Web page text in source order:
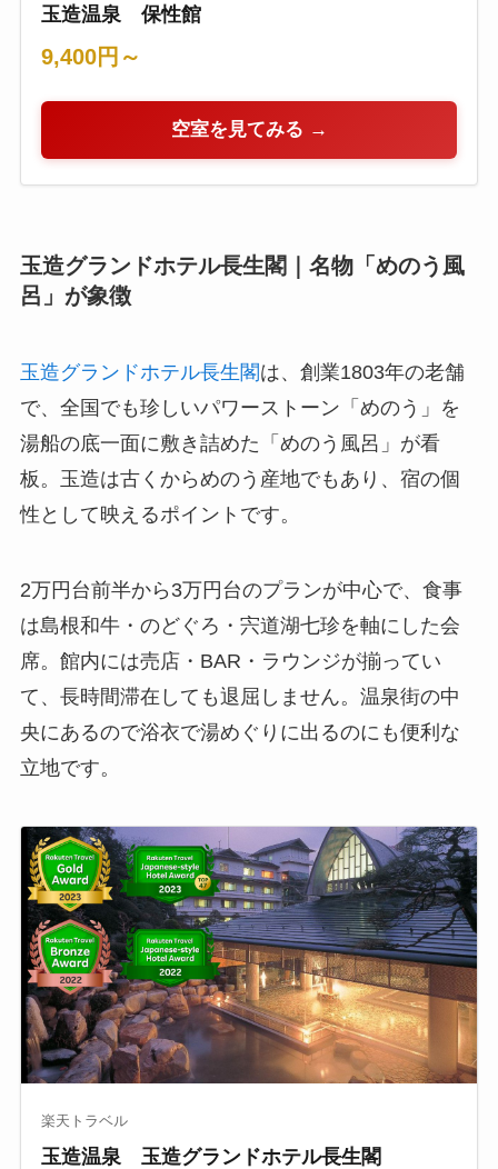
玉造温泉 保性館
9,400円～
空室を見てみる →
玉造グランドホテル長生閣｜名物「めのう風
呂」が象徴
玉造グランドホテル長生閣は、創業1803年の老舗
で、全国でも珍しいパワーストーン「めのう」を
湯船の底一面に敷き詰めた「めのう風呂」が看
板。玉造は古くからめのう産地でもあり、宿の個
性として映えるポイントです。
2万円台前半から3万円台のプランが中心で、食事
は島根和牛・のどぐろ・宍道湖七珍を軸にした会
席。館内には売店・BAR・ラウンジが揃ってい
て、長時間滞在しても退屈しません。温泉街の中
央にあるので浴衣で湯めぐりに出るのにも便利な
立地です。
楽天トラベル
玉造温泉 玉造グランドホテル長生閣